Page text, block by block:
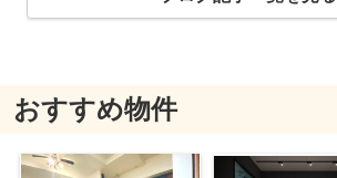
おすすめ物件